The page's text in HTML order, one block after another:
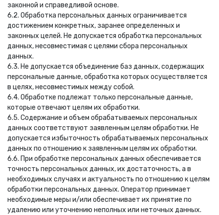
законной и справедливой основе.
6.2. Обработка персональных данных ограничивается
достижением конкретных, заранее определенных и
законных целей. Не допускается обработка персональных
данных, несовместимая с целями сбора персональных
данных.
6.3. Не допускается объединение баз данных, содержащих
персональные данные, обработка которых осуществляется
в целях, несовместимых между собой.
6.4. Обработке подлежат только персональные данные,
которые отвечают целям их обработки.
6.5. Содержание и объем обрабатываемых персональных
данных соответствуют заявленным целям обработки. Не
допускается избыточность обрабатываемых персональных
данных по отношению к заявленным целям их обработки.
6.6. При обработке персональных данных обеспечивается
точность персональных данных, их достаточность, а в
необходимых случаях и актуальность по отношению к целям
обработки персональных данных. Оператор принимает
необходимые меры и/или обеспечивает их принятие по
удалению или уточнению неполных или неточных данных.